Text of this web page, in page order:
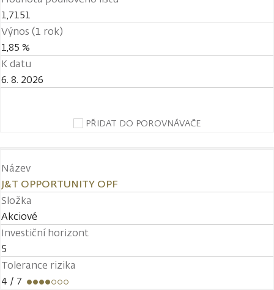
1,7151
Výnos (1 rok)
1,85 %
K datu
6. 8. 2026
PŘIDAT DO POROVNÁVAČE
Název
J&T OPPORTUNITY OPF
Složka
Akciové
Investiční horizont
5
Tolerance rizika
4 / 7